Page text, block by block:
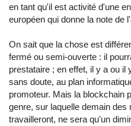
en tant qu'il est activité d'une
européen qui donne la note de
On sait que la chose est
fermé ou semi-ouverte : il
prestataire ; en effet, il y a ou il
sans doute, au plan
promoteur. Mais la blockchain
genre, sur laquelle demain des
travailleront, ne sera qu'un